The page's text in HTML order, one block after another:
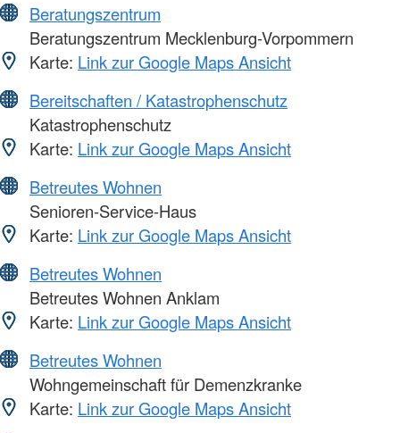
Beratungszentrum
Beratungszentrum Mecklenburg-Vorpommern
Karte: Link zur Google Maps Ansicht
Bereitschaften / Katastrophenschutz
Katastrophenschutz
Karte: Link zur Google Maps Ansicht
Betreutes Wohnen
Senioren-Service-Haus
Karte: Link zur Google Maps Ansicht
Betreutes Wohnen
Betreutes Wohnen Anklam
Karte: Link zur Google Maps Ansicht
Betreutes Wohnen
Wohngemeinschaft für Demenzkranke
Karte: Link zur Google Maps Ansicht